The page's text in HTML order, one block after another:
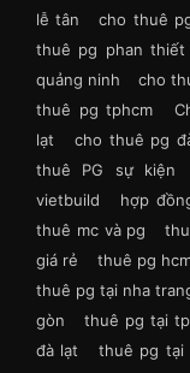
lễ tân
cho thuê
thuê pg phan thiết
quảng ninh
cho
thuê pg tphcm
lạt
cho thuê pg
thuê PG sự kiện
vietbuild
hợp
thuê mc và pg
giá rẻ
thuê pg
thuê pg tại nha
gòn
thuê pg tại
đà lạt
thuê pg tại